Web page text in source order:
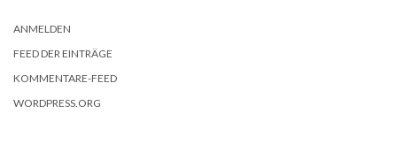
ANMELDEN
FEED DER EINTRÄGE
KOMMENTARE-FEED
WORDPRESS.ORG